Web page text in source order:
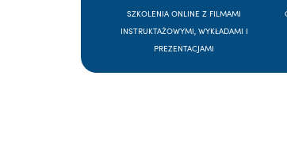
SZKOLENIA ONLINE Z FILMAMI
INSTRUKTAŻOWYMI, WYKŁADAMI I
PREZENTACJAMI